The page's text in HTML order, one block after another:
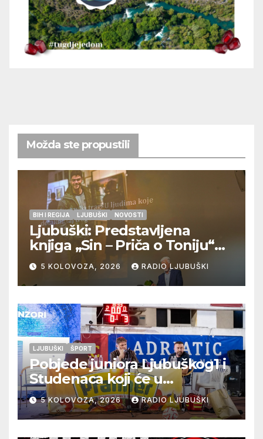
Možda ste propustili
BIH I REGIJA LJUBUŠKI NOVOSTI
Ljubuški: Predstavljena
knjiga „Sin – Priča o Toniju“
dr. sc. Zdenka Hercega
5 KOLOVOZA, 2026 RADIO LJUBUŠKI
LJUBUŠKI ŠPORT
Pobjede juniora Ljubuškog1 i
Studenaca koji će u
međusobnom susretu
odlučiti o prvom mjestu u
skupini “A”, seniori Teskere
5 KOLOVOZA, 2026 RADIO LJUBUŠKI